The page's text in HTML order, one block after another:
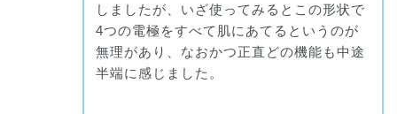
しましたが、いざ使ってみるとこの形状で
4つの電極をすべて肌にあてるというのが
無理があり、なおかつ正直どの機能も中途
半端に感じました。